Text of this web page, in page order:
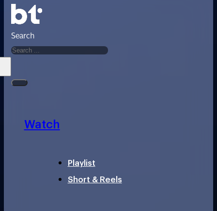
Search
Watch
Playlist
Short & Reels